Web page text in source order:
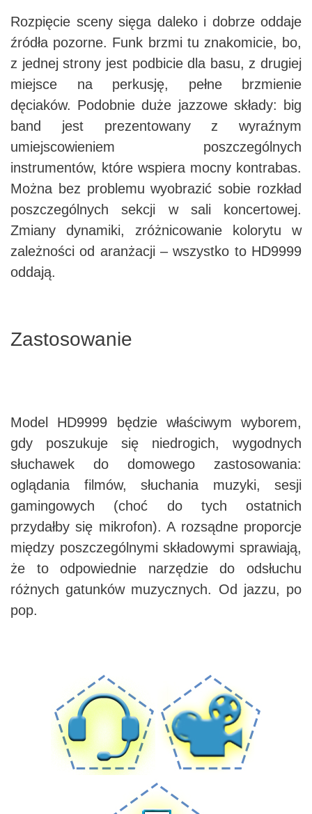
Rozpięcie sceny sięga daleko i dobrze oddaje
źródła pozorne. Funk brzmi tu znakomicie, bo,
z jednej strony jest podbicie dla basu, z drugiej
miejsce na perkusję, pełne brzmienie
dęciaków. Podobnie duże jazzowe składy: big
band jest prezentowany z wyraźnym
umiejscowieniem poszczególnych
instrumentów, które wspiera mocny kontrabas.
Można bez problemu wyobrazić sobie rozkład
poszczególnych sekcji w sali koncertowej.
Zmiany dynamiki, zróżnicowanie kolorytu w
zależności od aranżacji – wszystko to HD9999
oddają.
Zastosowanie
Model HD9999 będzie właściwym wyborem,
gdy poszukuje się niedrogich, wygodnych
słuchawek do domowego zastosowania:
oglądania filmów, słuchania muzyki, sesji
gamingowych (choć do tych ostatnich
przydałby się mikrofon). A rozsądne proporcje
między poszczególnymi składowymi sprawiają,
że to odpowiednie narzędzie do odsłuchu
różnych gatunków muzycznych. Od jazzu, po
pop.